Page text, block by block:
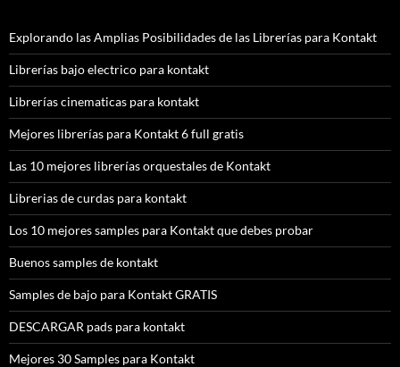
Explorando las Amplias Posibilidades de las Librerías para Kontakt
Librerías bajo electrico para kontakt
Librerías cinematicas para kontakt
Mejores librerías para Kontakt 6 full gratis
Las 10 mejores librerías orquestales de Kontakt
Librerias de curdas para kontakt
Los 10 mejores samples para Kontakt que debes probar
Buenos samples de kontakt
Samples de bajo para Kontakt GRATIS
DESCARGAR pads para kontakt
Mejores 30 Samples para Kontakt